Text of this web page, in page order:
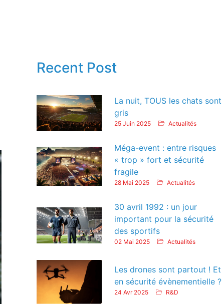
Recent Post
La nuit, TOUS les chats sont
gris
25 Juin 2025 Actualités
Méga-event : entre risques
« trop » fort et sécurité
fragile
28 Mai 2025 Actualités
30 avril 1992 : un jour
important pour la sécurité
des sportifs
02 Mai 2025 Actualités
Les drones sont partout ! Et
en sécurité évènementielle ?
24 Avr 2025 R&D